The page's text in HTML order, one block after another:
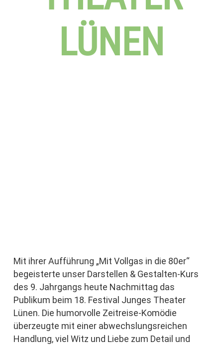
LÜNEN
Mit ihrer Aufführung „Mit Vollgas in die 80er“
begeisterte unser Darstellen & Gestalten-Kurs
des 9. Jahrgangs heute Nachmittag das
Publikum beim 18. Festival Junges Theater
Lünen. Die humorvolle Zeitreise-Komödie
überzeugte mit einer abwechslungsreichen
Handlung, viel Witz und Liebe zum Detail und